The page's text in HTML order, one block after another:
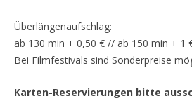
Überlängenaufschlag:
ab 130 min + 0,50 € // ab 150 min + 1
Bei Filmfestivals sind Sonderpreise
Karten-Reservierungen bitte